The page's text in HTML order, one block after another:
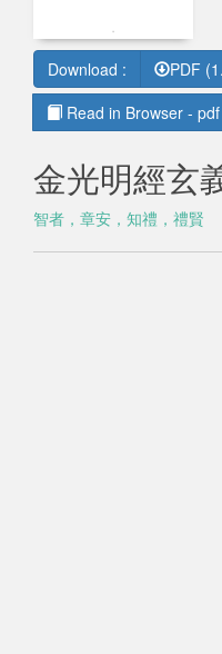
Download :
PDF
Read in Browser - pdf
金光明經玄
智者，章安，知禮，禮賢